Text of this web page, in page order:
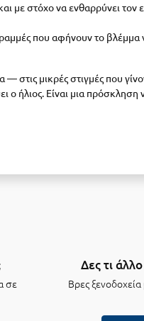
με στόχο να ενθαρρύνει τον
που αφήνουν το βλέμμα
— στις μικρές στιγμές που
ήλιος. Είναι μια πρόσκληση
σε
Δες τι
Βρες